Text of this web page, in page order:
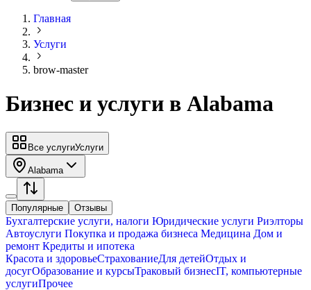
Главная
Услуги
brow-master
Бизнес и услуги в Alabama
Все услугиУслуги
Alabama
Популярные Отзывы
Бухгалтерские услуги, налоги Юридические услуги Риэлторы
Автоуслуги Покупка и продажа бизнеса Медицина Дом и
ремонт Кредиты и ипотека
Красота и здоровьеСтрахованиеДля детейОтдых и
досугОбразование и курсыТраковый бизнесIT, компьютерные
услугиПрочее